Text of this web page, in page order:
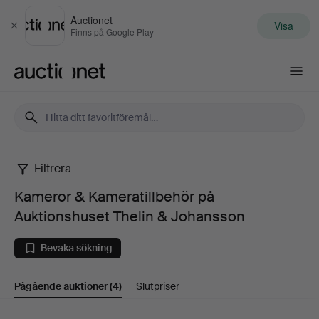
Stäng
Auctionet
Finns på Google Play Visa
Kameror
Kameratillbehör
på
Filtrera
Kameror & Kameratillbehör på
Auktionshuset Thelin & Johansson
Bevaka sökning
Pågående auktioner(4) Slutpriser